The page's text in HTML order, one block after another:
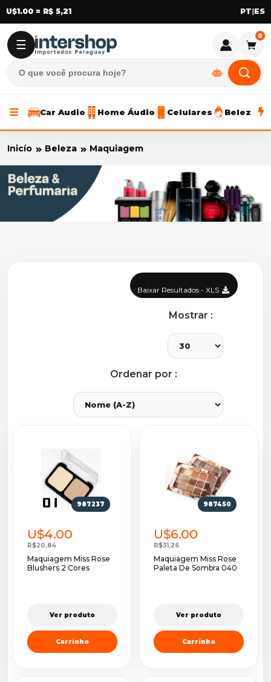
U$1.00 = R$ 5,21 |
☰
0
Car Audio Home Áudio Celulares Beleza
Inicío Beleza Maquiagem
Baixar Resultados - XLS
Mostrar :
Ordenar por :
987237
U$4.00
R$20,84
Maquiagem Miss Rose
Blushers 2 Cores
Ver produto
Carrinho
987450
U$6.00
R$31,26
Maquiagem Miss Rose
Paleta De Sombra 040
Ver produto
Carrinho